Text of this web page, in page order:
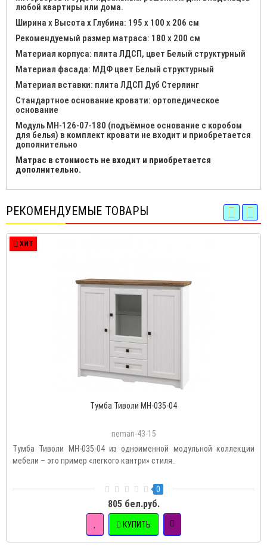
любой квартиры или дома.
Ширина х Высота х Глубина: 195 х 100 х 206 см
Рекомендуемый размер матраса: 180 х 200 см
Материал корпуса: плита ЛДСП, цвет Белый структурный
Материал фасада: МДФ цвет Белый структурный
Материал вставки: плита ЛДСП Дуб Стерлинг
Стандартное основание кровати: ортопедическое
основание
Модуль МН-126-07-180 (подъёмное основание с коробом
для белья) в комплект кровати не входит и приобретается
дополнительно
Матрас в стоимость не входит и приобретается
дополнительно.
РЕКОМЕНДУЕМЫЕ ТОВАРЫ
ХИТ
Тумба Тиволи МН-035-04
neman-43-15
Тумба Тиволи МН-035-04 из одноименной модульной коллекции
мебели – это пример «легкого кантри» стиля..
0
805 бел.руб.
КУПИТЬ